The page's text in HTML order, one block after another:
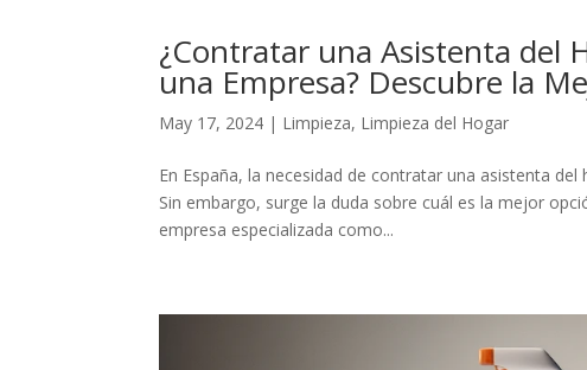
¿Contratar una Asistenta del
una Empresa? Descubre la
May 17, 2024 | Limpieza, Limpieza del Hogar
En España, la necesidad de contratar una asistenta
Sin embargo, surge la duda sobre cuál es la mejor
empresa especializada como...